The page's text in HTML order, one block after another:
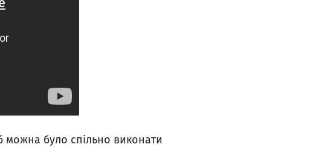
можна було спільно виконати